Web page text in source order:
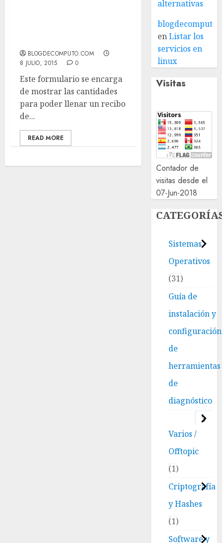
BLOGDECOMPUTO.COM
8 JULIO, 2015
0
Este formulario se encarga
de mostrar las cantidades
para poder llenar un recibo
de...
READ MORE
alternativas
enListar los
servicios en
linux
Visitas
Contador de
visitas desde el
07-Jun-2018
Sistemas
Operativos
31
Guía de
instalación y
configuración
de
herramientas
de
diagnóstico
3
Varios /
Offtopic
1
Criptografía
y Hashes
1
Software y